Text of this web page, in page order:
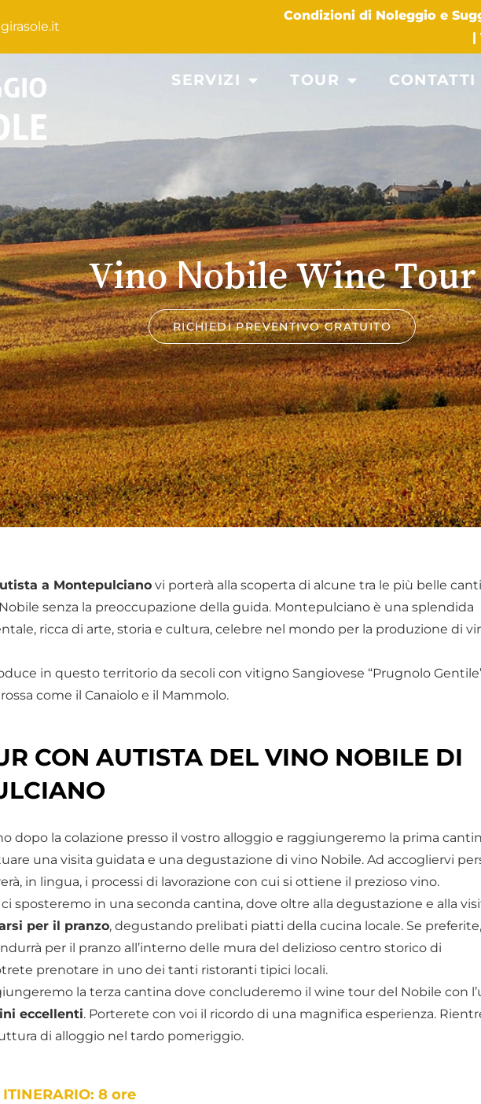
Condizioni di Noleggio e
|
SERVIZI TOUR CONTATTI
Vino Nobile Wine Tour
RICHIEDI PREVENTIVO GRATUITO
a Montepulciano vi porterà alla scoperta di alcune tra le più belle
senza la preoccupazione della guida. Montepulciano è una splendida
ricca di arte, storia e cultura, celebre nel mondo per la produzione di
in questo territorio da secoli con vitigno Sangiovese “Prugnolo
come il Canaiolo e il Mammolo.
CON AUTISTA DEL VINO NOBILE DI
dopo la colazione presso il vostro alloggio e raggiungeremo la prima
una visita guidata e una degustazione di vino Nobile. Ad accogliervi
in lingua, i processi di lavorazione con cui si ottiene il prezioso vino.
sposteremo in una seconda cantina, dove oltre alla degustazione e alla
per il pranzo, degustando prelibati piatti della cucina locale. Se
per il pranzo all’interno delle mura del delizioso centro storico di
prenotare in uno dei tanti ristoranti tipici locali.
la terza cantina dove concluderemo il wine tour del Nobile con
eccellenti. Porterete con voi il ricordo di una magnifica esperienza.
di alloggio nel tardo pomeriggio.
ITINERARIO: 8 ore